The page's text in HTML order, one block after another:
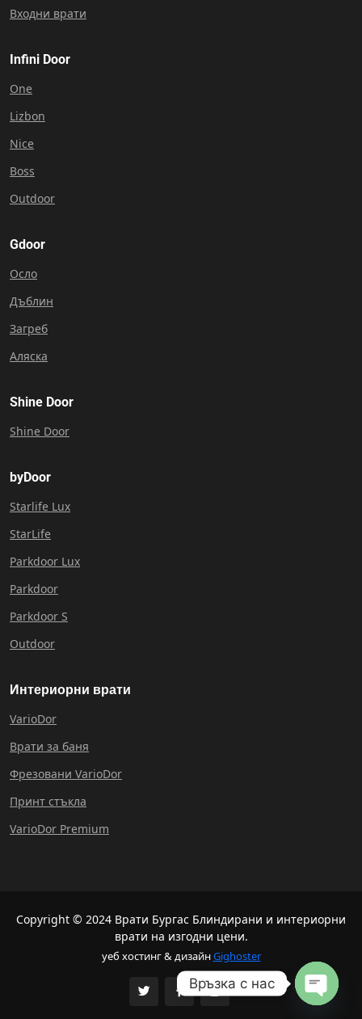
Входни врати
Infini Door
One
Lizbon
Nice
Boss
Outdoor
Gdoor
Осло
Дъблин
Загреб
Аляска
Shine Door
Shine Door
byDoor
Starlife Lux
StarLife
Parkdoor Lux
Parkdoor
Parkdoor S
Outdoor
Интериорни врати
VarioDor
Врати за баня
Фрезовани VarioDor
Принт стъкла
VarioDor Premium
Copyright © 2024 Врати Бургас Блиндирани и интериорни
врати на изгодни цени.
уеб хостинг & дизайнGighoster
Връзка с нас